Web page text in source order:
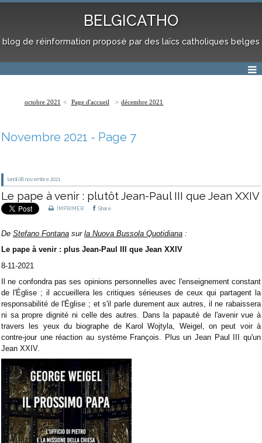
BELGICATHO
blog de réinformation proposé par des laïcs catholiques belges
octobre 2021 Page d'accueil décembre 2021
Novembre 2021 - Page 7
lundi 08 novembre 2021
Le pape à venir : plutôt Jean-Paul III que Jean XXIV
IMPRIMER Share
De Stefano Fontana sur la Nuova Bussola Quotidiana :
Le pape à venir : plus Jean-Paul III que Jean XXIV
8-11-2021
Il ne confondra pas ses opinions personnelles avec l'enseignement constant
de l'Église ; il accueillera les critiques sérieuses de ceux qui partagent la
responsabilité de l'Église ; et s'il parle durement aux autres, il ne rabaissera
ni sa propre dignité ni celle des autres. Dans la papauté de l'avenir vue à
travers les yeux du biographe de Karol Wojtyla, Weigel, on peut voir à
contre-jour une réaction au système François. Plus un Jean Paul III qu'un
Jean XXIV.